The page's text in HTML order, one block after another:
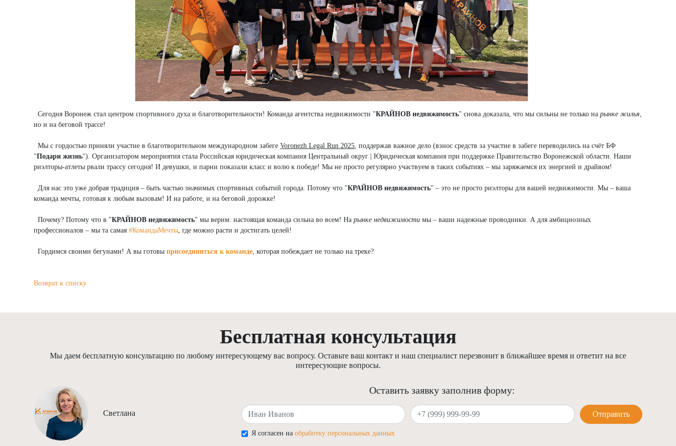
Сегодня Воронеж стал центром спортивного духа и благотворительности! Команда агентства недвижимости "КРАЙНОВ недвижимость" снова доказала, что мы сильны не только на рынке жилья,
но и на беговой трассе!
Мы с гордостью приняли участие в благотворительном международном забеге Voronezh Legal Run 2025, поддержав важное дело (взнос средств за участие в забеге переводились на счёт БФ
"Подари жизнь"). Организатором мероприятия стала Российская юридическая компания Центральный округ | Юридическая компания при поддержке Правительство Воронежской области. Наши
риэлторы-атлеты рвали трассу сегодня! И девушки, и парни показали класс и волю к победе! Мы не просто регулярно участвуем в таких событиях – мы заряжаемся их энергией и драйвом!
Для нас это уже добрая традиция – быть частью значимых спортивных событий города. Потому что "КРАЙНОВ недвижимость" – это не просто риэлторы для вашей недвижимости. Мы – ваша
команда мечты, готовая к любым вызовам! И на работе, и на беговой дорожке!
Почему? Потому что в "КРАЙНОВ недвижимость" мы верим: настоящая команда сильна во всем! На рынке недвижимости мы – ваши надежные проводники. А для амбициозных
профессионалов – мы та самая #КомандаМечты, где можно расти и достигать целей!
Гордимся своими бегунами! А вы готовы присоединиться к команде, которая побеждает не только на треке?
Возврат к списку
Бесплатная консультация
Мы даем бесплатную консультацию по любому интересующему вас вопросу. Оставьте ваш контакт и наш специалист перезвонит в ближайшее время и ответит на все
интересующие вопросы.
Светлана
Оставить заявку заполнив форму:
Ваше имя Ваш телефон
Отправить
Я согласен наобработку персональных данных